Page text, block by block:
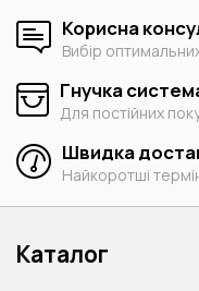
Корисна
Вибір
Гнучка
Для постійних
Швидка
Найкоротші
Каталог